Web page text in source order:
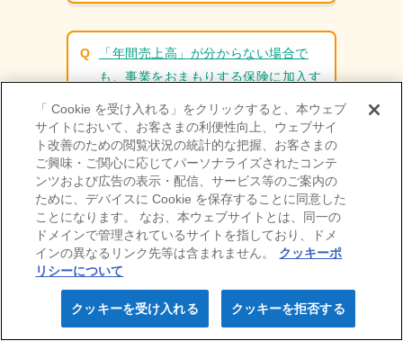
申込み手続きの流れ・契約後の⼿続き
事故が起こったら
ニュース・お知らせ
よくある質問
会社情報 採用情報
IR情報
保険料⾒積り Webお申込み
「年間売上高」が分からない場合で
も、事業をおまもりする保険に加入す
ることはできますか？
「事業をおまもりする保険」はインタ
ーネット販売の商品なので、対面販売
の商品と比べて事故対応が不安です
が、大丈夫ですか？
お知らせ・
「 Cookie を受け入れる」をクリックすると、本ウェブ
サイトにおいて、お客さまの利便性向上、ウェブサイ
ト改善のための閲覧状況の統計的な把握、お客さまの
ご興味・ご関心に応じてパーソナライズされたコンテ
ンツおよび広告の表示・配信、サービス等のご案内の
ために、デバイスに Cookie を保存することに同意した
ことになります。 なお、本ウェブサイトとは、同一の
ドメインで管理されているサイトを指しており、ドメ
インの異なるリンク先等は含まれません。
クッキーポ
リシーについて
クッキーを拒否する
クッキーを受け入れる